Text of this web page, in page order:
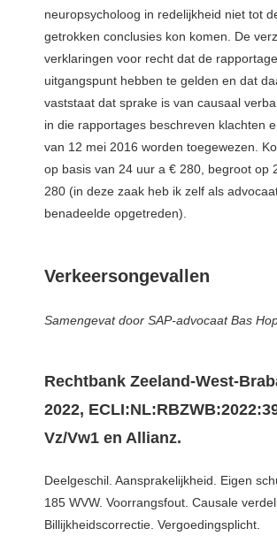
neuropsycholoog in redelijkheid niet tot
getrokken conclusies kon komen. De
verklaringen voor recht dat de
uitgangspunt hebben te gelden en dat
vaststaat dat sprake is van causaal
in die rapportages beschreven klachten
van 12 mei 2016 worden toegewezen.
op basis van 24 uur a € 280, begroot op
280 (in deze zaak heb ik zelf als
benadeelde opgetreden).
Verkeersongevallen
Samengevat door SAP-advocaat Bas
Rechtbank Zeeland-West-
2022,
Vz/Vw1 en Allianz.
Deelgeschil. Aansprakelijkheid. Eigen
185 WVW. Voorrangsfout. Causale
Billijkheidscorrectie. Vergoedingsplicht.